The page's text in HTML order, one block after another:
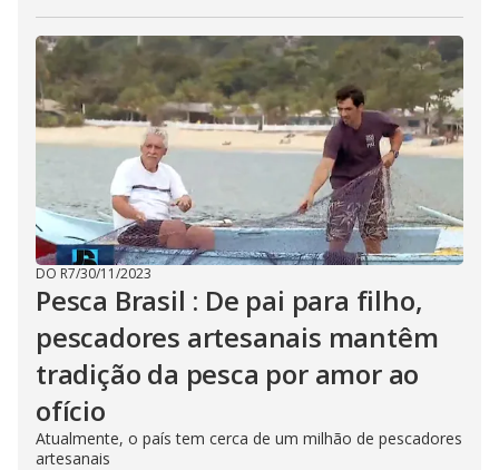
DO R7/30/11/2023
Pesca Brasil : De pai para filho,
pescadores artesanais mantêm
tradição da pesca por amor ao
ofício
Atualmente, o país tem cerca de um milhão de pescadores
artesanais